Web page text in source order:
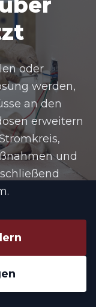
oder
werden,
an den
erweitern
und